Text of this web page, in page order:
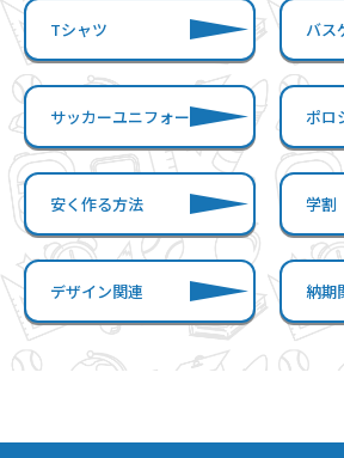
Tシャツ バス
サッカーユニフォーム ポロ
安く作る方法 学割
デザイン関連 納期